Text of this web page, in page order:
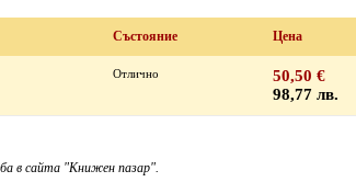
Състояние Цена
Отлично
50,50 €
98,77 лв.
в сайта "Книжен пазар".